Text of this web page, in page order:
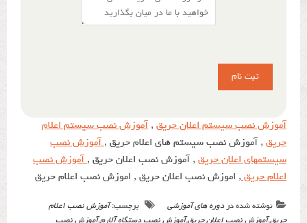
آموزش نصب سیستم اعلان حریق , آموزش نصب سیستم اعلام
حریق , آموزش نصب سیستم های اعلام حریق ,آموزش نصب
سیستمهای اعلان حریق , آموزش نصب اعلان حریق ,آموزش نصب
اعلام حریق, اموزش نصب اعلان حریق , اموزش نصب اعلام حریق
نوشته شده دردوره های آموزشی برچسب:آموزش نصب اعلام
حریق,آموزش نصب اعلان حریق,آموزش نصب دستگاه آلارم,آموزش نصب